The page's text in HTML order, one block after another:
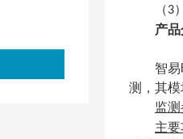
（3）
产品
智
测，其模
监
主